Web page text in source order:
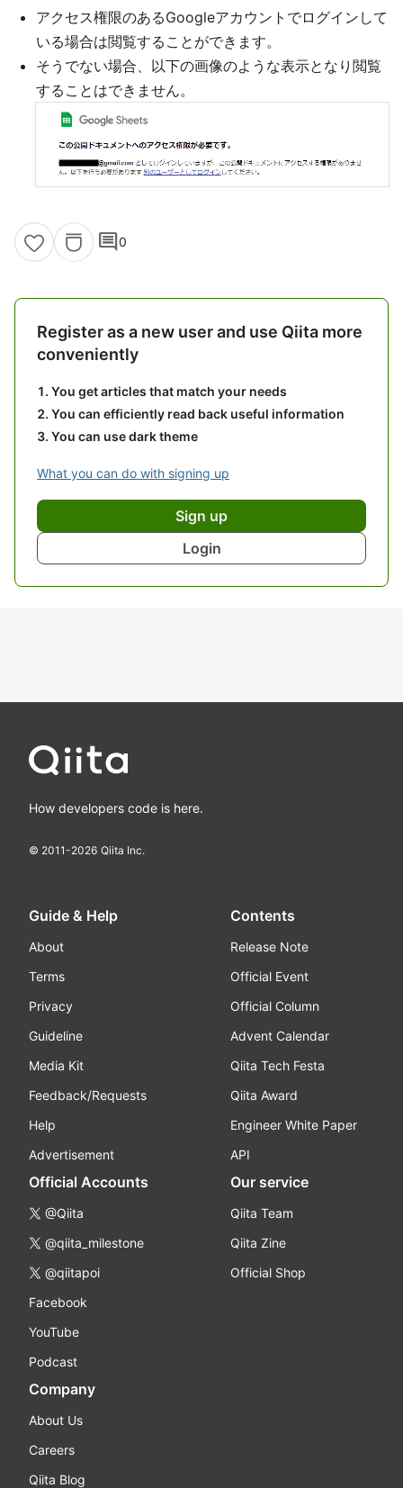
アクセス権限のあるGoogleアカウントでログインして
いる場合は閲覧することができます。
そうでない場合、以下の画像のような表示となり閲覧
することはできません。
comment0
Register as a new user and use Qiita more
conveniently
You get articles that match your needs
You can efficiently read back useful information
You can use dark theme
What you can do with signing up
Sign up
Login
How developers code is here.
© 2011-2026 Qiita Inc.
Guide & Help
About
Terms
Privacy
Guideline
Media Kit
Feedback/Requests
Help
Advertisement
Contents
Release Note
Official Event
Official Column
Advent Calendar
Qiita Tech Festa
Qiita Award
Engineer White Paper
API
Official Accounts
@Qiita
@qiita_milestone
@qiitapoi
Facebook
YouTube
Podcast
Our service
Qiita Team
Qiita Zine
Official Shop
Company
About Us
Careers
Qiita Blog